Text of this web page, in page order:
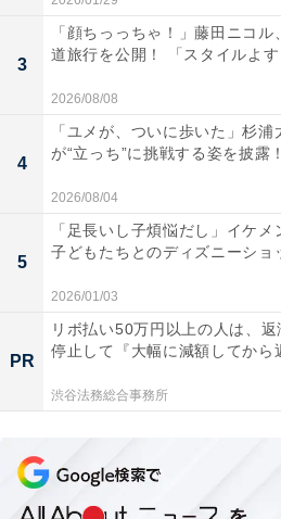
3
「顔ちっっちゃ！」藤田ニコ
道旅行を公開！ 「スタイルよ
2026/08/08
4
「ユメが、ついに歩いた」杉浦
が“立っち”に挑戦する姿を披露
2026/08/04
5
「足長いし子煩悩だし」イケメ
子どもたちとのディズニーショ
2026/01/03
PR
リボ払い50万円以上の人は、返
停止して『大幅に減額してから
渋谷法務総合事務所